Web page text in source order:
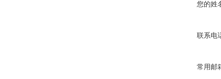
您的姓
联系电
常用邮